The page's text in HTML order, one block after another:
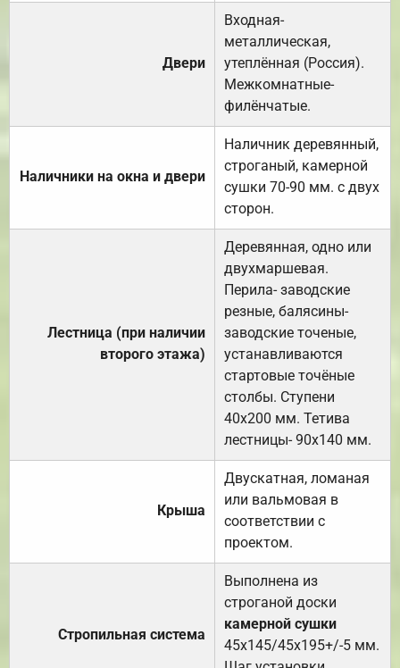
Двери
Входная-
металлическая,
утеплённая (Россия).
Межкомнатные-
филёнчатые.
Наличники на окна и двери
Наличник деревянный,
строганый, камерной
сушки 70-90 мм. с двух
сторон.
Лестница (при наличии
второго этажа)
Деревянная, одно или
двухмаршевая.
Перила- заводские
резные, балясины-
заводские точеные,
устанавливаются
стартовые точёные
столбы. Ступени
40х200 мм. Тетива
лестницы- 90х140 мм.
Крыша
Двускатная, ломаная
или вальмовая в
соответствии с
проектом.
Стропильная система
Выполнена из
строганой доски
камерной сушки
45х145/45х195+/-5 мм.